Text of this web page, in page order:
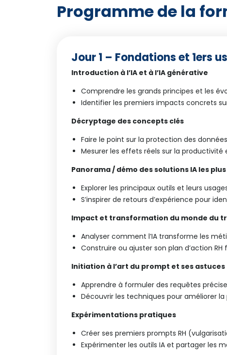
Programme de la
Jour 1 – Fondations et 1ers
Introduction à l’IA et à l’IA générative
Comprendre les grands principes et les
Identifier les premiers impacts concrets
Décryptage des concepts clés
Faire le point sur la protection des
Mesurer les effets réels sur la
Panorama / démo des solutions IA les
Explorer les principaux outils et leurs
S’inspirer de retours d’expérience pour
Impact et transformation du monde du
Analyser comment l’IA transforme les
Construire ou ajuster son plan d’action
Initiation à l’art du prompt et ses astuces
Apprendre à formuler des requêtes
Découvrir les techniques pour améliorer la
Expérimentations pratiques
Créer ses premiers prompts RH
Expérimenter les outils IA et partager les